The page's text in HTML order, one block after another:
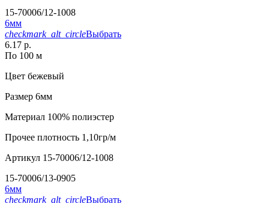
15-70006/12-1008
6мм
checkmark_alt_circleВыбрать
6.17 р.
По 100 м
Цвет бежевый
Размер 6мм
Материал 100% полиэстер
Прочее плотность 1,10гр/м
Артикул 15-70006/12-1008
15-70006/13-0905
6мм
checkmark_alt_circleВыбрать